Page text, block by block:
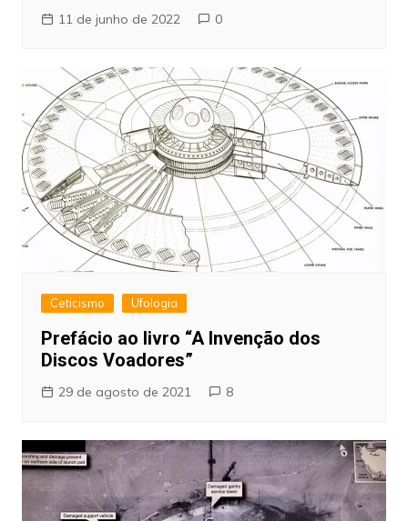
11 de junho de 2022 0
Ceticismo Ufologia
Prefácio ao livro “A Invenção dos
Discos Voadores”
29 de agosto de 2021 8